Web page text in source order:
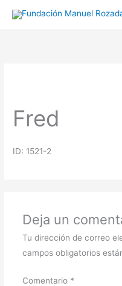
Fred
ID: 1521-2
Deja un
Tu dirección de correo
campos obligatorios
Comentario *